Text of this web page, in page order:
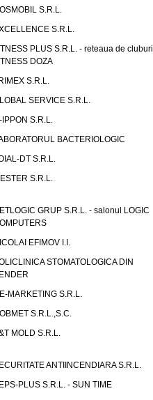
S.R.L.
S.R.L.
PLUS S.R.L. - reteaua de cluburi
DOZA
S.R.L.
SERVICE S.R.L.
IPPON S.R.L.
BACTERIOLOGIC
DT S.R.L.
S.R.L.
GRUP S.R.L. - salonul LOGIC
EFIMOV I.I.
STOMATOLOGICA DIN
MARKETING S.R.L.
S.R.L.,S.C.
MOLD S.R.L.
ANTIINCENDIARA S.R.L.
PLUS S.R.L. - SUN TIME